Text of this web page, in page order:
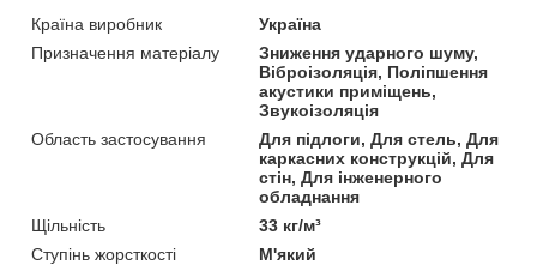
Країна виробник
Україна
Призначення матеріалу
Зниження ударного шуму,
Віброізоляція, Поліпшення
акустики приміщень,
Звукоізоляція
Область застосування
Для підлоги, Для стель, Для
каркасних конструкцій, Для
стін, Для інженерного
обладнання
Щільність
33 кг/м³
Ступінь жорсткості
М'який